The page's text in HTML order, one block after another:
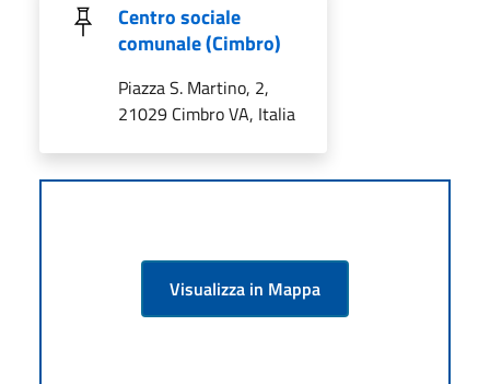
Centro sociale
comunale (Cimbro)
Piazza S. Martino, 2,
21029 Cimbro VA, Italia
Visualizza in Mappa